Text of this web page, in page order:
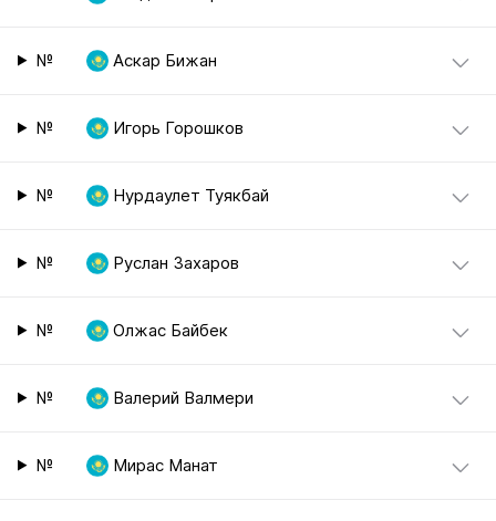
№ Аскар Бижан
№ Игорь Горошков
№ Нурдаулет Туякбай
№ Руслан Захаров
№ Олжас Байбек
№ Валерий Валмери
№ Мирас Манат